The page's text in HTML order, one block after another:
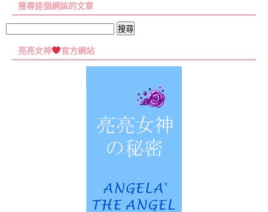
彙
搜尋這個網誌的文章
關
亮亮女神 官方網站